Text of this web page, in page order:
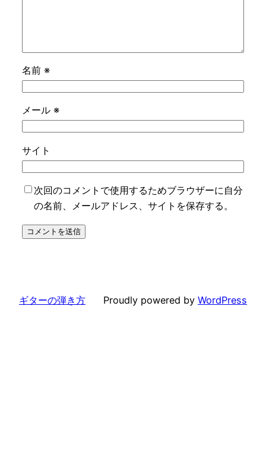
名前 ※
メール ※
サイト
次回のコメントで使用するためブラウザーに自分
の名前、メールアドレス、サイトを保存する。
ギターの弾き方 Proudly powered by WordPress